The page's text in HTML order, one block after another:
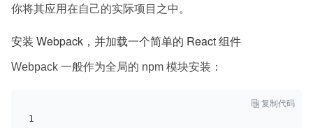
你将其应用在自己的实际项目之中。
安装 Webpack，并加载一个简单的 React 组件
Webpack 一般作为全局的 npm 模块安装：
 复制代码